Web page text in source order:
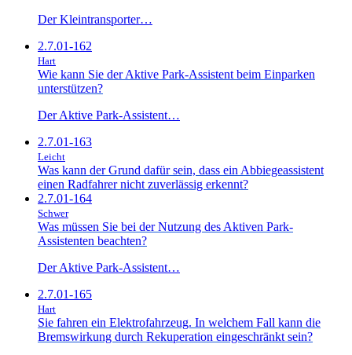
Der Kleintransporter…
2.7.01-162
Hart
Wie kann Sie der Aktive Park-Assistent beim Einparken
unterstützen?
Der Aktive Park-Assistent…
2.7.01-163
Leicht
Was kann der Grund dafür sein, dass ein Abbiegeassistent
einen Radfahrer nicht zuverlässig erkennt?
2.7.01-164
Schwer
Was müssen Sie bei der Nutzung des Aktiven Park-
Assistenten beachten?
Der Aktive Park-Assistent…
2.7.01-165
Hart
Sie fahren ein Elektrofahrzeug. In welchem Fall kann die
Bremswirkung durch Rekuperation eingeschränkt sein?